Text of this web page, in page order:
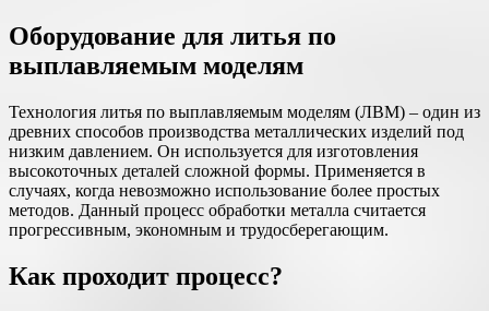
Оборудование для литья по
выплавляемым моделям
Технология литья по выплавляемым моделям (ЛВМ) – один из
древних способов производства металлических изделий под
низким давлением. Он используется для изготовления
высокоточных деталей сложной формы. Применяется в
случаях, когда невозможно использование более простых
методов. Данный процесс обработки металла считается
прогрессивным, экономным и трудосберегающим.
Как проходит процесс?